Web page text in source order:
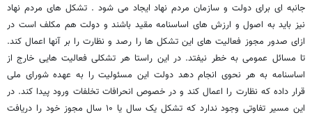
جانبه ای برای دولت و سازمان مردم نهاد ایجاد می شود . تشکل های مردم نهاد
نیز باید به اصول و ارزش های اساسنامه مقید باشند و دولت هم مکلف است در
ازای صدور مجوز فعالیت های این تشکل ها را رصد و نظارت را بر آنها اعمال کند.
تا مسائل عمومی به خطر نیفتد. در این راستا هر تشکلی فعالیت هایی خارج از
اساسنامه به هر نحوی انجام دهد دولت این مسئولیت را به عهده شورای ملی
قرار داده که نظارت را اعمال کند و در خصوص انحرافات تخلفات ورود پیدا کند. در
این مسیر تفاوتی وجود ندارد که تشکل یک سال یا ۱۰ سال مجوز خود را دریافت